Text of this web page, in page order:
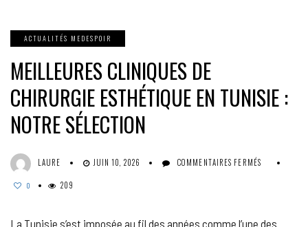
ACTUALITÉS MEDESPOIR
MEILLEURES CLINIQUES DE
CHIRURGIE ESTHÉTIQUE EN TUNISIE :
NOTRE SÉLECTION
LAURE JUIN 10, 2026 COMMENTAIRES FERMÉS
0 209
La Tunisie s’est imposée au fil des années comme l’une des